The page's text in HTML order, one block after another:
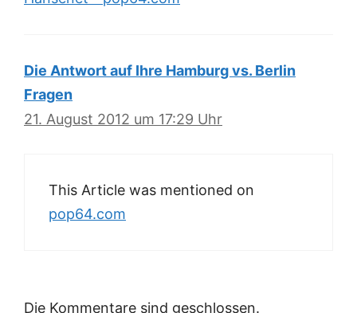
Die Antwort auf Ihre Hamburg vs. Berlin
Fragen
21. August 2012 um 17:29 Uhr
This Article was mentioned on
pop64.com
Die Kommentare sind geschlossen.